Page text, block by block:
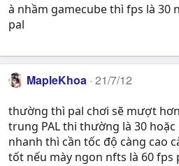
à nhầm gamecube thì fps là 30
pal
MapleKhoa 21/7/12
thường thì pal chơi sẽ mượt
trung PAL thi thường là 30 hoặc
nhanh thì cần tốc độ càng cao
tốt nếu mày ngon nfts là 60 fps